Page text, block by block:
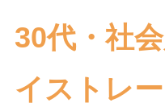
30代・社
イストレー